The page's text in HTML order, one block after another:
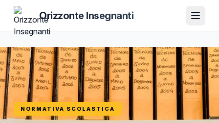
Orizzonte Insegnanti
NORMATIVA SCOLASTICA